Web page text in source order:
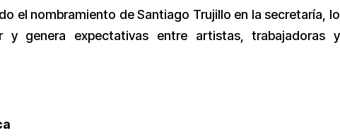
el nombramiento de Santiago Trujillo en la secretaría, lo
genera expectativas entre artistas, trabajadoras y